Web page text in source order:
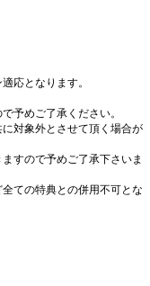
応となります。
予めご了承ください。
対象外とさせて頂く場合が
すので予めご了承下さいま
ての特典との併用不可とな